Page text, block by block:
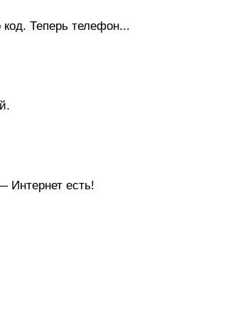
код. Теперь телефон...
Интернет есть!